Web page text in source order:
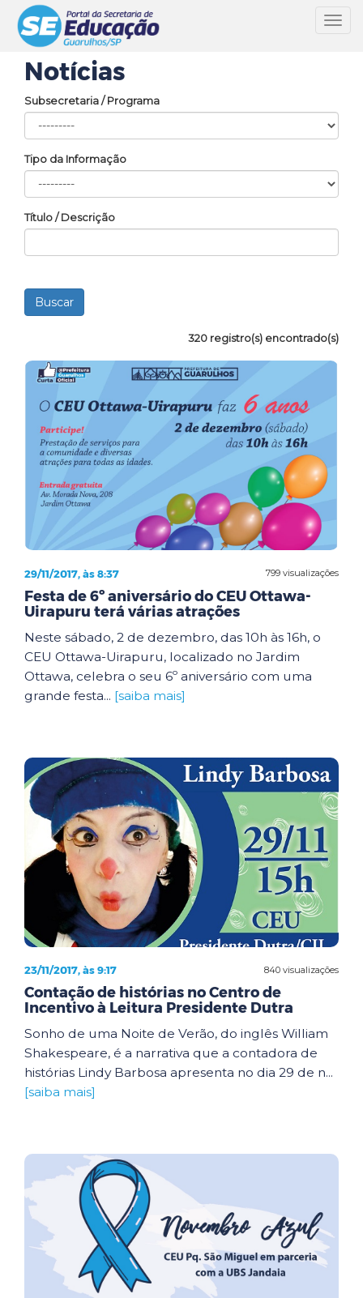
Notícias
Subsecretaria / Programa
Tipo da Informação
Título / Descrição
320 registro(s) encontrado(s)
799 visualizações
29/11/2017, às 8:37
Festa de 6º aniversário do CEU Ottawa-
Uirapuru terá várias atrações
Neste sábado, 2 de dezembro, das 10h às 16h, o
CEU Ottawa-Uirapuru, localizado no Jardim
Ottawa, celebra o seu 6º aniversário com uma
grande festa... [saiba mais]
840 visualizações
23/11/2017, às 9:17
Contação de histórias no Centro de
Incentivo à Leitura Presidente Dutra
Sonho de uma Noite de Verão, do inglês William
Shakespeare, é a narrativa que a contadora de
histórias Lindy Barbosa apresenta no dia 29 de n...
[saiba mais]